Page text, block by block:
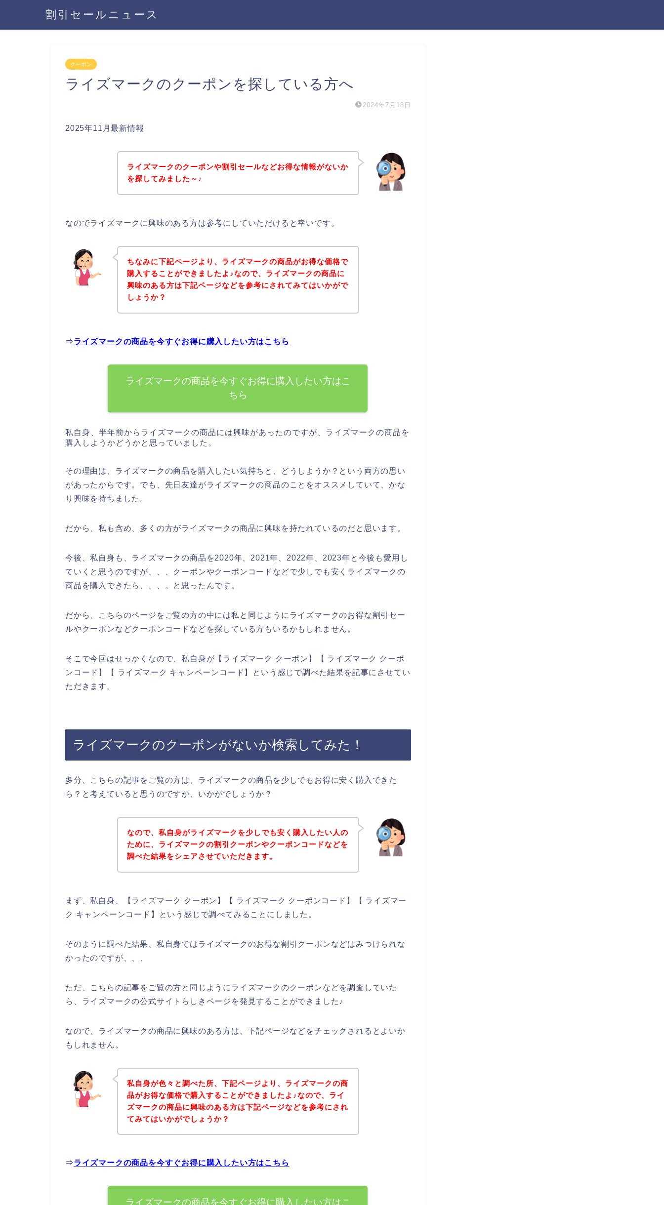
割引セールニュース
クーポン
ライズマークのクーポンを探している方へ
2024年7月18日
2025年11月最新情報
ライズマークのクーポンや割引セールなどお得な情報がないか
を探してみました～♪
なのでライズマークに興味のある方は参考にしていただけると幸いです。
ちなみに下記ページより、ライズマークの商品がお得な価格で
購入することができましたよ♪なので、ライズマークの商品に
興味のある方は下記ページなどを参考にされてみてはいかがで
しょうか？
⇒ライズマークの商品を今すぐお得に購入したい方はこちら
ライズマークの商品を今すぐお得に購入したい方はこ
ちら
私自身、半年前からライズマークの商品には興味があったのですが、ライズマークの商品を
購入しようかどうかと思っていました。
その理由は、ライズマークの商品を購入したい気持ちと、どうしようか？という両方の思い
があったからです。でも、先日友達がライズマークの商品のことをオススメしていて、かな
り興味を持ちました。
だから、私も含め、多くの方がライズマークの商品に興味を持たれているのだと思います。
今後、私自身も、ライズマークの商品を2020年、2021年、2022年、2023年と今後も愛用し
ていくと思うのですが、、、クーポンやクーポンコードなどで少しでも安くライズマークの
商品を購入できたら、、、。と思ったんです。
だから、こちらのページをご覧の方の中には私と同じようにライズマークのお得な割引セー
ルやクーポンなどクーポンコードなどを探している方もいるかもしれません。
そこで今回はせっかくなので、私自身が【ライズマーク クーポン】【 ライズマーク クーポ
ンコード】【 ライズマーク キャンペーンコード】という感じで調べた結果を記事にさせてい
ただきます。
ライズマークのクーポンがないか検索してみた！
多分、こちらの記事をご覧の方は、ライズマークの商品を少しでもお得に安く購入できた
ら？と考えていると思うのですが、いかがでしょうか？
なので、私自身がライズマークを少しでも安く購入したい人の
ために、ライズマークの割引クーポンやクーポンコードなどを
調べた結果をシェアさせていただきます。
まず、私自身、【ライズマーク クーポン】【 ライズマーク クーポンコード】【 ライズマー
ク キャンペーンコード】という感じで調べてみることにしました。
そのように調べた結果、私自身ではライズマークのお得な割引クーポンなどはみつけられな
かったのですが、、、
ただ、こちらの記事をご覧の方と同じようにライズマークのクーポンなどを調査していた
ら、ライズマークの公式サイトらしきページを発見することができました♪
なので、ライズマークの商品に興味のある方は、下記ページなどをチェックされるとよいか
もしれません。
私自身が色々と調べた所、下記ページより、ライズマークの商
品がお得な価格で購入することができましたよ♪なので、ライ
ズマークの商品に興味のある方は下記ページなどを参考にされ
てみてはいかがでしょうか？
⇒ライズマークの商品を今すぐお得に購入したい方はこちら
ライズマークの商品を今すぐお得に購入したい方はこ